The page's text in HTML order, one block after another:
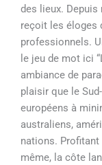
des lieux. Depuis
reçoit les éloges
professionnels.
le jeu de mot ici
ambiance de
plaisir que le
européens à
australiens,
nations. Profitant
même, la côte